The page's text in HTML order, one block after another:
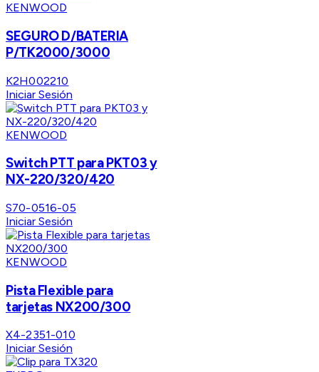
KENWOOD
SEGURO D/BATERIA
P/TK2000/3000
K2H002210
Iniciar Sesión
KENWOOD
Switch PTT para PKT03 y
NX-220/320/420
S70-0516-05
Iniciar Sesión
KENWOOD
Pista Flexible para
tarjetas NX200/300
X4-2351-010
Iniciar Sesión